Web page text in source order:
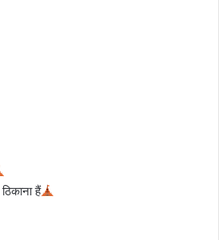
हैं